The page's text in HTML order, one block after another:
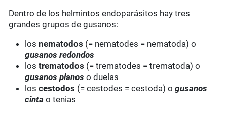
Dentro de los helmintos endoparásitos hay tres
grandes grupos de gusanos:
losnematodos (= nematodes = nematoda) o
gusanos redondos
lostrematodos (= trematodes = trematoda) o
gusanos planoso duelas
loscestodos (= cestodes = cestoda) ogusanos
cintao tenias